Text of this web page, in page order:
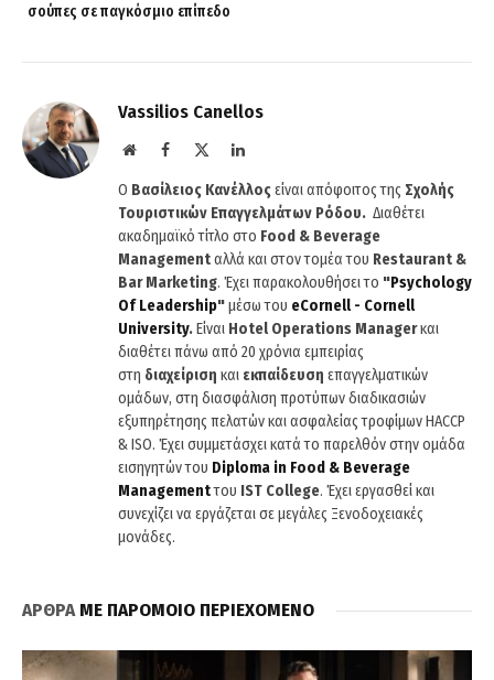
σούπες σε παγκόσμιο επίπεδο
Vassilios Canellos
WebsiteFacebook LinkedIn
Ο Βασίλειος Κανέλλοςείναι απόφοιτος της Σχολής
Τουριστικών Επαγγελμάτων Ρόδου. Διαθέτει
ακαδημαϊκό τίτλο στο Food & Beverage
Managementαλλά και στον τομέα του Restaurant &
Bar Marketing. Έχει παρακολουθήσει το "Psychology
Of Leadership"μέσω του eCornell- Cornell
University.Είναι Hotel Operations Managerκαι
διαθέτει πάνω από 20 χρόνια εμπειρίας
στη διαχείριση και εκπαίδευση επαγγελματικών
ομάδων, στη διασφάλιση προτύπων διαδικασιών
εξυπηρέτησης πελατών και ασφαλείας τροφίμων HACCP
& ISO. Έχει συμμετάσχει κατά το παρελθόν στην ομάδα
εισηγητών του Diploma in Food & Beverage
Managementτου IST College. Έχει εργασθεί και
συνεχίζει να εργάζεται σε μεγάλες Ξενοδοχειακές
μονάδες.
ΑΡΘΡΑΜΕ ΠΑΡΟΜΟΙΟ ΠΕΡΙΕΧΟΜΕΝΟ